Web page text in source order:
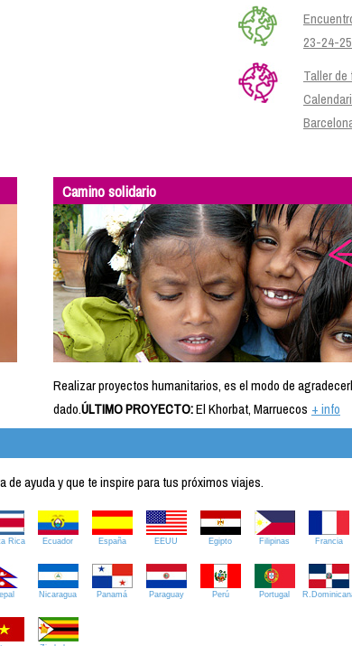
23-24-
Taller
Camino solidario
Realizar proyectos humanitarios, es el modo de
dado.ÚLTIMO PROYECTO:El Khorbat, Marruecos + info
ayuda y que te inspire para tus próximos viajes.
Rica Ecuador España EEUU Egipto Filipinas Francia
Nicaragua Panamá Paraguay Perú Portugal